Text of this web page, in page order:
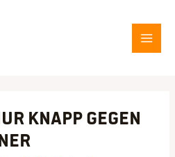
knapp gegen